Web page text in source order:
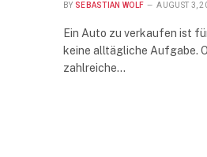
BY SEBASTIAN WOLF AUGUST 3,
Ein Auto zu verkaufen ist
keine alltägliche Aufgabe.
zahlreiche…